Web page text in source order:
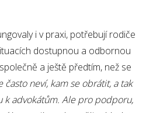
i v praxi, potřebují rodiče
dostupnou a odbornou
a ještě předtím, než se
často neví, kam se obrátit, a tak
k advokátům. Ale pro podporu,